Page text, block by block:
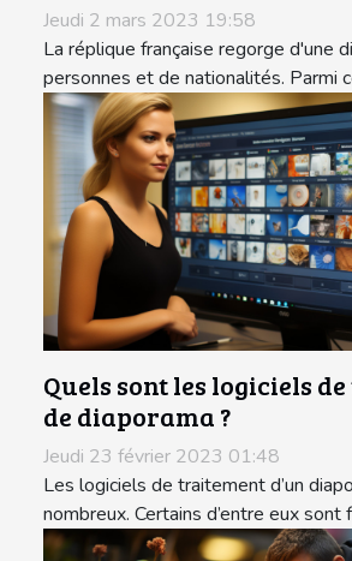
Jeudi 2 mars 2023 19:58
La réplique française regorge d'une
personnes et de nationalités. Parmi
Quels sont les logiciels
de diaporama ?
Jeudi 23 février 2023 01:48
Les logiciels de traitement d’un
nombreux. Certains d’entre eux sont